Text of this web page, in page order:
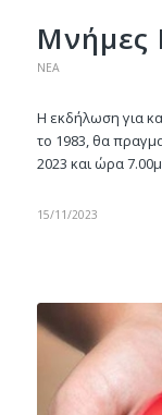
Μνήμες
ΝΈΑ
Η εκδήλωση για
το 1983, θα
2023 και ώρα
15/11/2023